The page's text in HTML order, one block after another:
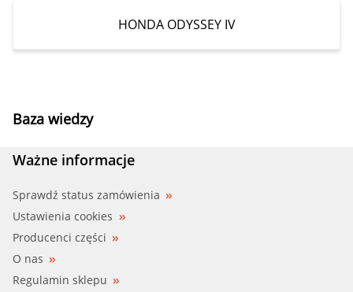
HONDA ODYSSEY IV
Baza wiedzy
Ważne informacje
Sprawdź status zamówienia
Ustawienia cookies
Producenci części
O nas
Regulamin sklepu